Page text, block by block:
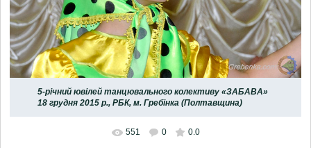
5-річний ювілей танцювального колективу «ЗАБАВА»
18 грудня 2015 р., РБК, м. Гребінка (Полтавщина)
551 0 0.0